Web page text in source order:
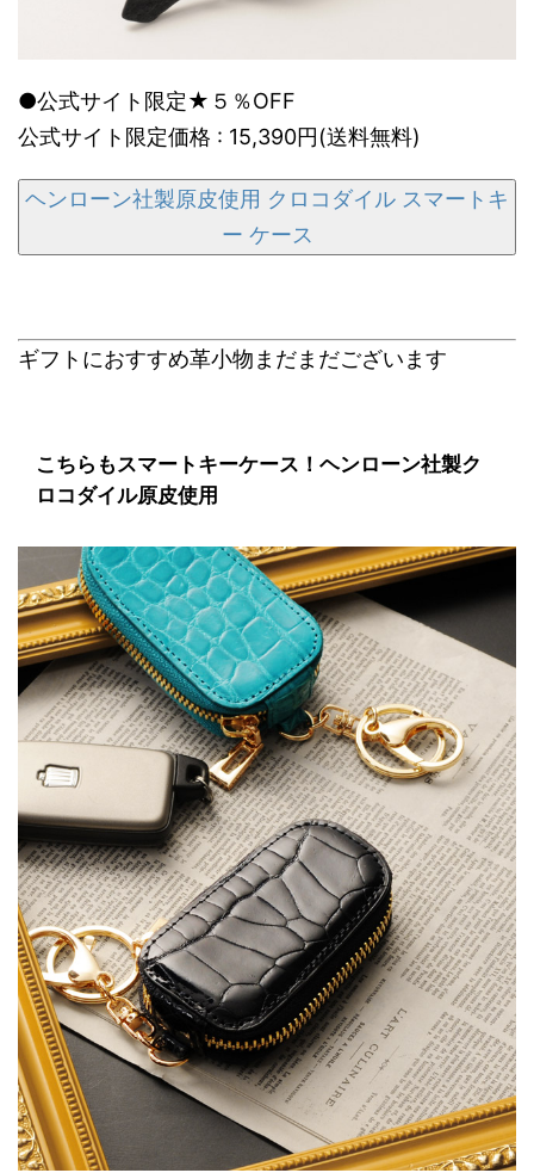
●公式サイト限定★５％OFF
公式サイト限定価格 : 15,390円(送料無料)
ヘンローン社製原皮使用 クロコダイル スマートキ
ー ケース
ギフトにおすすめ革小物まだまだございます
こちらもスマートキーケース！ヘンローン社製ク
ロコダイル原皮使用